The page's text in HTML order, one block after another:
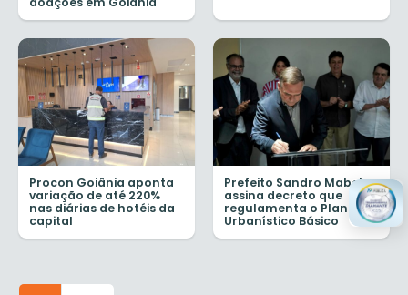
Procon Goiânia aponta
variação de até 220%
nas diárias de hotéis da
capital
Prefeito Sandro Mabel
assina decreto que
regulamenta o Plano
Urbanístico Básico